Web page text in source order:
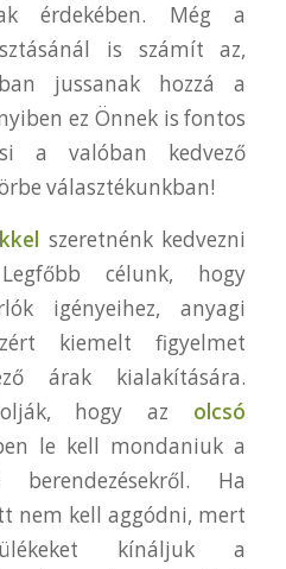
érdekében. Még a
is számít az,
jussanak hozzá a
ez Önnek is fontos
a valóban kedvező
választékunkban!
szeretnénk kedvezni
célunk, hogy
igényeihez, anyagi
kiemelt figyelmet
árak kialakítására.
hogy az olcsó
le kell mondaniuk a
berendezésekről. Ha
nem kell aggódni, mert
kínáljuk a